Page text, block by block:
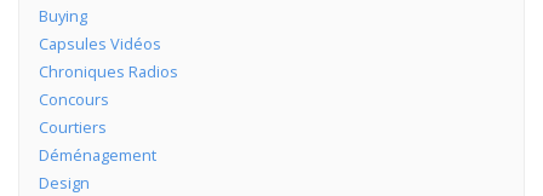
Buying
Capsules Vidéos
Chroniques Radios
Concours
Courtiers
Déménagement
Design